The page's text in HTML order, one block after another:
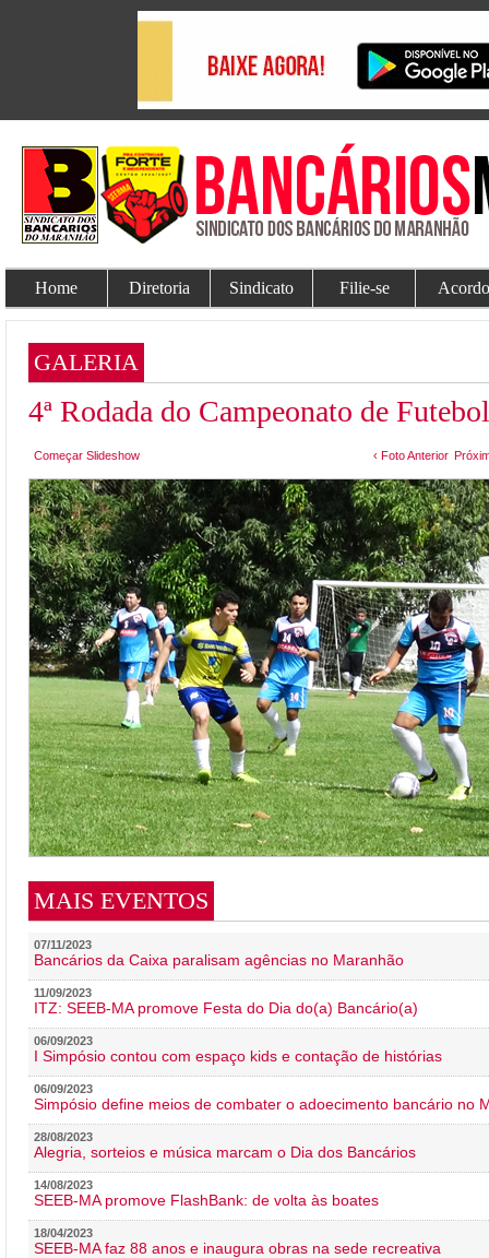
Home Diretoria Sindicato Filie-se
GALERIA
4ª Rodada do Campeonato de
Começar Slideshow ‹ Foto Anterior
MAIS EVENTOS
07/11/2023
Bancários da Caixa paralisam agências no Maranhão
11/09/2023
ITZ: SEEB-MA promove Festa do Dia do(a) Bancário(a)
06/09/2023
I Simpósio contou com espaço kids e contação de histórias
06/09/2023
Simpósio define meios de combater o adoecimento bancário no
28/08/2023
Alegria, sorteios e música marcam o Dia dos Bancários
14/08/2023
SEEB-MA promove FlashBank: de volta às boates
18/04/2023
SEEB-MA faz 88 anos e inaugura obras na sede recreativa